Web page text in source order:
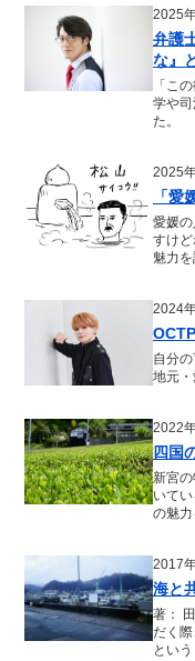
2025
弁護
な』
「こ
学や
た。
2025
「
愛媛
すけ
魅力を
2024
自分
地元
2022
四国
新宮
いて
の魅力
2017
海と
著：
だく
とい